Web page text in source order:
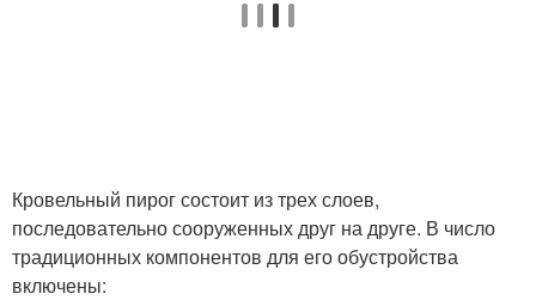
Кровельный пирог состоит из трех слоев,
последовательно сооруженных друг на друге. В число
традиционных компонентов для его обустройства
включены: